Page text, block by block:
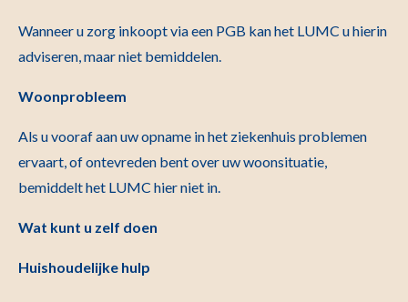
Wanneer u zorg inkoopt via een PGB kan het LUMC u hierin
adviseren, maar niet bemiddelen.
Woonprobleem
Als u vooraf aan uw opname in het ziekenhuis problemen
ervaart, of ontevreden bent over uw woonsituatie,
bemiddelt het LUMC hier niet in.
Wat kunt u zelf doen
Huishoudelijke hulp